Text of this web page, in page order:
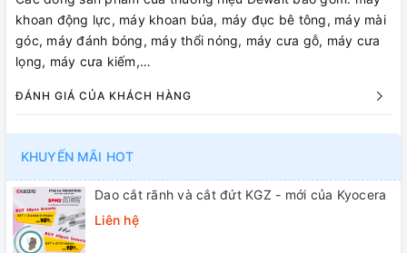
khoan động lực, máy khoan búa, máy đục bê tông, máy mài
góc, máy đánh bóng, máy thổi nóng, máy cưa gỗ, máy cưa
lọng, máy cưa kiếm,…
ĐÁNH GIÁ CỦA KHÁCH HÀNG
KHUYẾN MÃI HOT
Dao cắt rãnh và cắt đứt KGZ - mới của Kyocera
Liên hệ